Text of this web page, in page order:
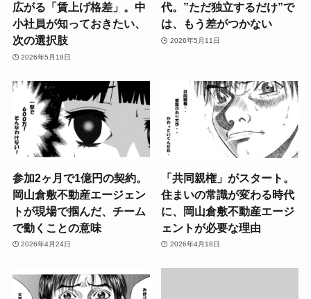
広がる「賃上げ格差」。中
小社員が知っておきたい、
次の選択肢
2026年5月18日
代。”ただ独立するだけ”で
は、もう差がつかない
2026年5月11日
参加2ヶ月で1億円の契約。
岡山倉敷不動産エージェン
トが現場で掴んだ、チーム
で動くことの意味
2026年4月24日
「共同親権」がスタート。
住まいの常識が変わる時代
に、岡山倉敷不動産エージ
ェントが必要な理由
2026年4月18日